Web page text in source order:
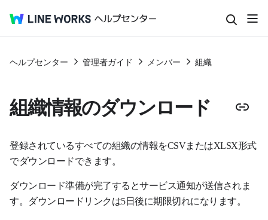
ヘルプセンター 管理者ガイド メンバー 組織
組織情報のダウンロード
登録されているすべての組織の情報をCSVまたはXLSX形式
でダウンロードできます。
ダウンロード準備が完了するとサービス通知が送信されま
す。ダウンロードリンクは5日後に期限切れになります。